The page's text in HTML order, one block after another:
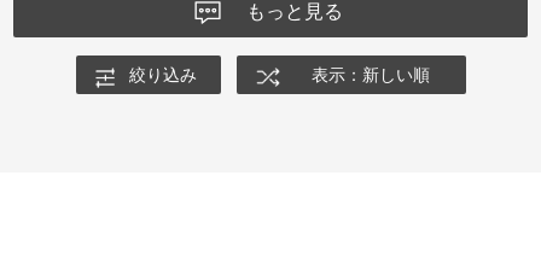
もっと見る
絞り込み 表示：新しい順